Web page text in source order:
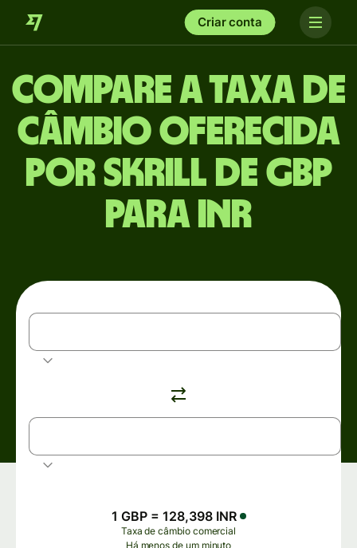
Criar conta
Compare a taxa de
câmbio oferecida
por Skrill de GBP
para INR
1 GBP = 128,398 INR
Taxa de câmbio comercial
Há menos de um minuto